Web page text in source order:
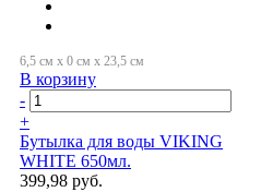
В корзину
-
+
Бутылка для воды VIKING
WHITE 650мл.
399,98 руб.